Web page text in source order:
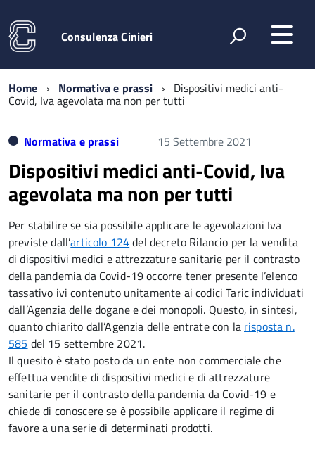
Consulenza Cinieri
Home Normativa e prassi Dispositivi medici anti-
Covid, Iva agevolata ma non per tutti
Normativa e prassi 15 Settembre 2021
Dispositivi medici anti-Covid, Iva
agevolata ma non per tutti
Per stabilire se sia possibile applicare le agevolazioni Iva
previste dall’articolo 124del decreto Rilancio per la vendita
di dispositivi medici e attrezzature sanitarie per il contrasto
della pandemia da Covid-19 occorre tener presente l’elenco
tassativo ivi contenuto unitamente ai codici Taric individuati
dall’Agenzia delle dogane e dei monopoli. Questo, in sintesi,
quanto chiarito dall’Agenzia delle entrate con la risposta n.
585 del 15 settembre 2021.
Il quesito è stato posto da un ente non commerciale che
effettua vendite di dispositivi medici e di attrezzature
sanitarie per il contrasto della pandemia da Covid-19 e
chiede di conoscere se è possibile applicare il regime di
favore a una serie di determinati prodotti.